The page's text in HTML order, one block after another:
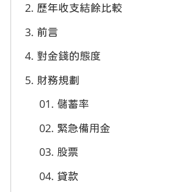
歷年收支結餘比較
前言
對金錢的態度
財務規劃
儲蓄率
緊急備用金
股票
貸款